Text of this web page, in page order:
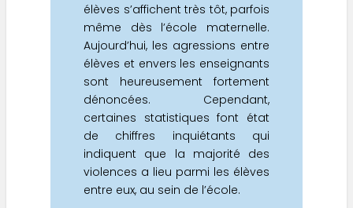
élèves s’affichent très tôt, parfois
même dès l’école maternelle.
Aujourd’hui, les agressions entre
élèves et envers les enseignants
sont heureusement fortement
dénoncées. Cependant,
certaines statistiques font état
de chiffres inquiétants qui
indiquent que la majorité des
violences a lieu parmi les élèves
entre eux, au sein de l’école.